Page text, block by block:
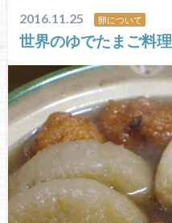
2016.11.25 卵について
世界のゆでたまご料理